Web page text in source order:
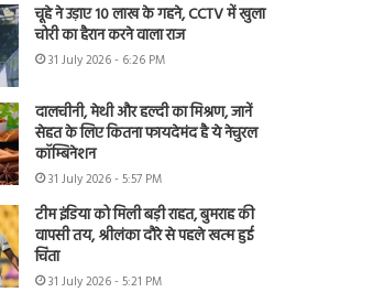
चूहे ने उड़ाए 10 लाख के गहने, CCTV में खुला
चोरी का हैरान करने वाला राज
31 July 2026 - 6:26 PM
दालचीनी, मेथी और हल्दी का मिश्रण, जानें
सेहत के लिए कितना फायदेमंद है ये नेचुरल
कॉम्बिनेशन
31 July 2026 - 5:57 PM
टीम इंडिया को मिली बड़ी राहत, बुमराह की
वापसी तय, श्रीलंका दौरे से पहले खत्म हुई
चिंता
31 July 2026 - 5:21 PM